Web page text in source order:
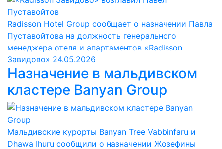
Radisson Hotel Group сообщает о назначении Павла
Пуставойтова на должность генерального
менеджера отеля и апартаментов «Radisson
Завидово» 24.05.2026
Назначение в мальдивском
кластере Banyan Group
Мальдивские курорты Banyan Tree Vabbinfaru и
Dhawa Ihuru сообщили о назначении Жозефины